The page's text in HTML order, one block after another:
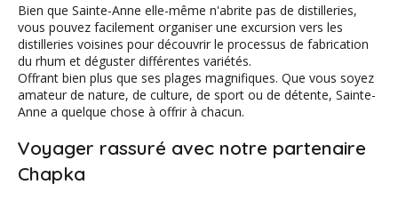
Bien que Sainte-Anne elle-même n'abrite pas de distilleries,
vous pouvez facilement organiser une excursion vers les
distilleries voisines pour découvrir le processus de fabrication
du rhum et déguster différentes variétés.
Offrant bien plus que ses plages magnifiques. Que vous soyez
amateur de nature, de culture, de sport ou de détente, Sainte-
Anne a quelque chose à offrir à chacun.
Voyager rassuré avec notre partenaire
Chapka